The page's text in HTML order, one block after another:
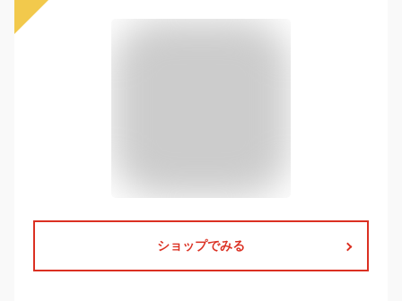
ショップでみる